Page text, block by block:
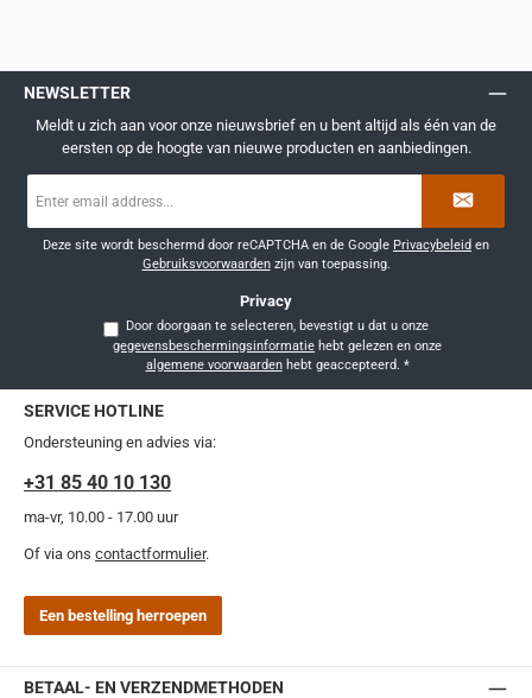
NEWSLETTER
Meldt u zich aan voor onze nieuwsbrief en u bent altijd als één van de
eersten op de hoogte van nieuwe producten en aanbiedingen.
mailadres
Deze site wordt beschermd door reCAPTCHA en de Google Privacybeleid en
Gebruiksvoorwaardenzijn van toepassing.
Privacy
Door doorgaan te selecteren, bevestigt u dat u onze
gegevensbeschermingsinformatie
algemene voorwaardenhebt geaccepteerd. *
SERVICE HOTLINE
Ondersteuning en advies via:
+31 85 40 10 130
ma-vr, 10.00 - 17.00 uur
Of via ons contactformulier.
Een bestelling herroepen
BETAAL- EN VERZENDMETHODEN